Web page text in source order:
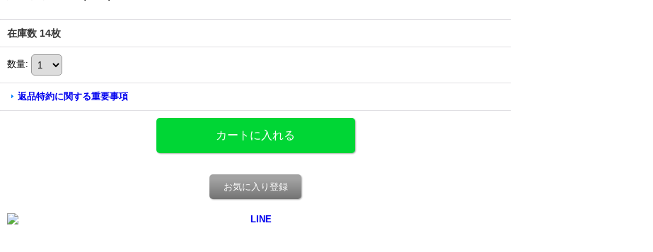
在庫数 14枚
数量:
返品特約に関する重要事項
お気に入り登録